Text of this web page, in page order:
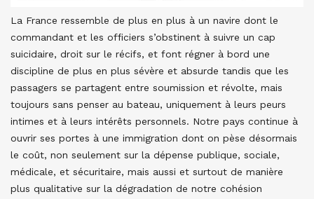
La France ressemble de plus en plus à un navire dont le
commandant et les officiers s’obstinent à suivre un cap
suicidaire, droit sur le récifs, et font régner à bord une
discipline de plus en plus sévère et absurde tandis que les
passagers se partagent entre soumission et révolte, mais
toujours sans penser au bateau, uniquement à leurs peurs
intimes et à leurs intérêts personnels. Notre pays continue à
ouvrir ses portes à une immigration dont on pèse désormais
le coût, non seulement sur la dépense publique, sociale,
médicale, et sécuritaire, mais aussi et surtout de manière
plus qualitative sur la dégradation de notre cohésion